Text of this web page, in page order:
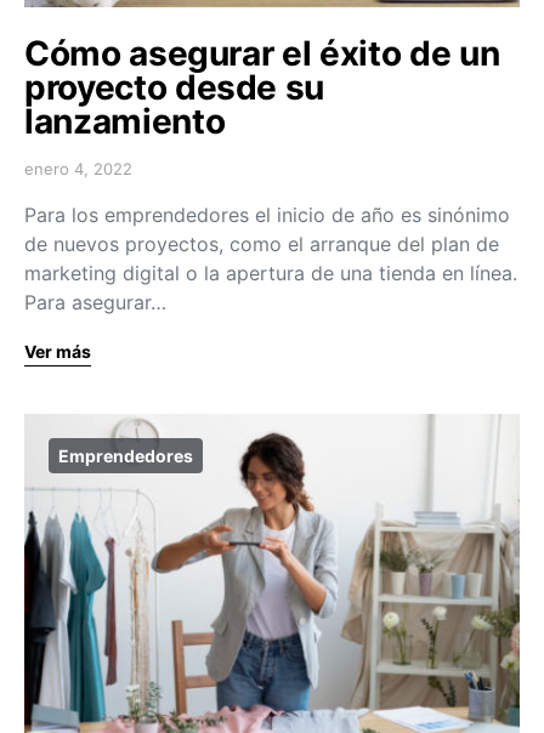
Cómo asegurar el éxito de un
proyecto desde su
lanzamiento
enero 4, 2022
Para los emprendedores el inicio de año es sinónimo
de nuevos proyectos, como el arranque del plan de
marketing digital o la apertura de una tienda en línea.
Para asegurar…
Ver más
Emprendedores